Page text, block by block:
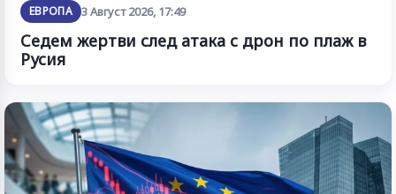
ЕВРОПА 3 Август 2026, 17:49
Седем жертви след атака с дрон по плаж в
Русия